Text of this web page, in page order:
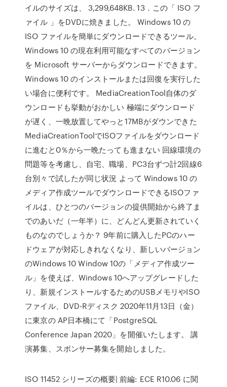
イルのサイズは、 3,299,648KB. 13．この「 ISO フ
ァイル 」をDVDに焼きました。 Windows 10 の
ISO ファイルを簡単にダウンロードできるツール。
Windows 10 の現在利用可能なすべてのバージョン
を Microsoft サーバーからダウンロードできます。
Windows 10 のインストールまたは回復を実行した
い場合に便利です。 MediaCreationTool自体のダ
ウンロードも挙動がおかしい 極端にダウンロード
が遅く、一晩放置してやっと17MBがダウンできた
MediaCreationToolでISOファイルをダウンロード
に進むと0％から一晩たっても進まない 回線環境の
問題等を考慮し、自宅、職場、PC3台ずつ計2回線6
台別々で試したが同じ状況 よって Windows 10 の
メディア作成ツールでダウンロードできるISOファ
イルは、ひとつのバージョンの提供開始から終了ま
でのあいだ（一年半）に、どんどん更新されていく
ものなのでしょうか？ 9年前に購入したPCのハー
ドウェアが対応しきれなくなり、新しいバージョン
のWindows 10 Window 10の「メディア作成ツー
ル」を使えば、Windows 10へアップグレードした
り、新規インストールするためのUSBメモリやISO
ファイル、DVD-Rディスク 2020年11月13日（金）
に東京の AP日本橋にて「PostgreSQL
Conference Japan 2020」を開催いたします。 講
演募集、スポンサー募集を開始しました。
ISO 11452 シリーズの概要| 前編: ECE R10.06 に関